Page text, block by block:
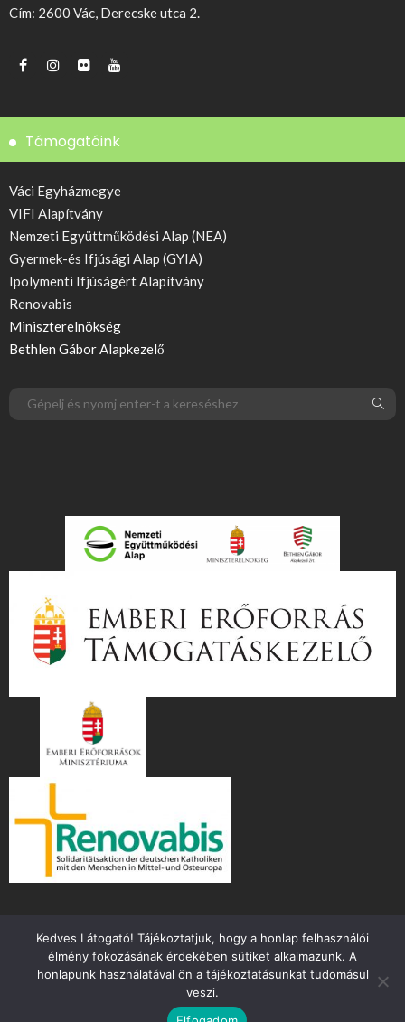
Cím: 2600 Vác, Derecske utca 2.
Támogatóink
Váci Egyházmegye
VIFI Alapítvány
Nemzeti Együttműködési Alap (NEA)
Gyermek-és Ifjúsági Alap (GYIA)
Ipolymenti Ifjúságért Alapítvány
Renovabis
Miniszterelnökség
Bethlen Gábor Alapkezelő
Copyright ©2026 mente.hu
Kedves Látogató! Tájékoztatjuk, hogy a honlap felhasználói
élmény fokozásának érdekében sütiket alkalmazunk. A
honlapunk használatával ön a tájékoztatásunkat tudomásul
veszi.